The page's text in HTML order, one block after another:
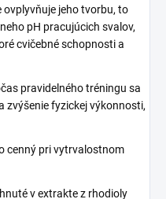
ovplyvňuje jeho tvorbu, to
pH pracujúcich svalov,
cvičebné schopnosti a
pravidelného tréningu sa
zvýšenie fyzickej výkonnosti,
cenný pri vytrvalostnom
v extrakte z rhodioly